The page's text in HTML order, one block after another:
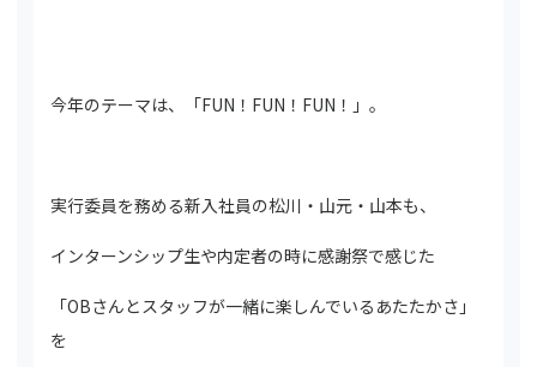
今年のテーマは、「FUN！FUN！FUN！」。
実行委員を務める新入社員の松川・山元・山本も、
インターンシップ生や内定者の時に感謝祭で感じた
「OBさんとスタッフが一緒に楽しんでいるあたたかさ」
を